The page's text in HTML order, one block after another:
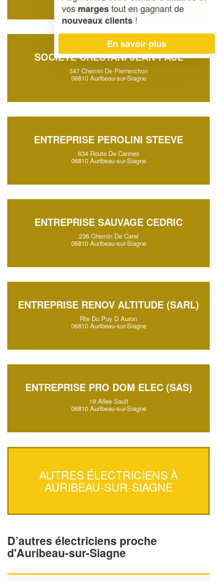
SOCIÉTÉ CRESTANI JEAN-PAUL
347 Chemin De Pierrenchon
06810 Auribeau-sur-Siagne
ENTREPRISE PEROLINI STEEVE
634 Route De Cannes
06810 Auribeau-sur-Siagne
ENTREPRISE SAUVAGE CEDRIC
236 Chemin De Carel
06810 Auribeau-sur-Siagne
ENTREPRISE RENOV ALTITUDE (SARL)
Rte Du Puy D Auron
06810 Auribeau-sur-Siagne
ENTREPRISE PRO DOM ELEC (SAS)
19 Allee Sault
06810 Auribeau-sur-Siagne
AUTRES ÉLECTRICIENS À
AURIBEAU-SUR-SIAGNE
D’autres électriciens proche
d'Auribeau-sur-Siagne
vos margestout en gagnant de
nouveaux clients!
En savoir plus